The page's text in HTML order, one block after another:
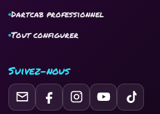
Dartcab professionnel
Tout configurer
Suivez-nous